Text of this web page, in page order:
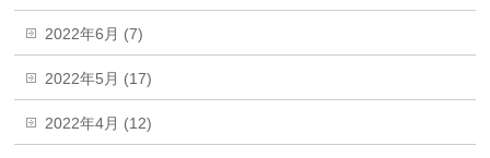
2022年6月 (7)
2022年5月 (17)
2022年4月 (12)